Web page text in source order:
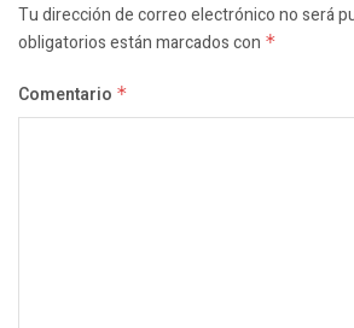
Tu dirección de correo electrónico no será
obligatorios están marcados con *
Comentario *